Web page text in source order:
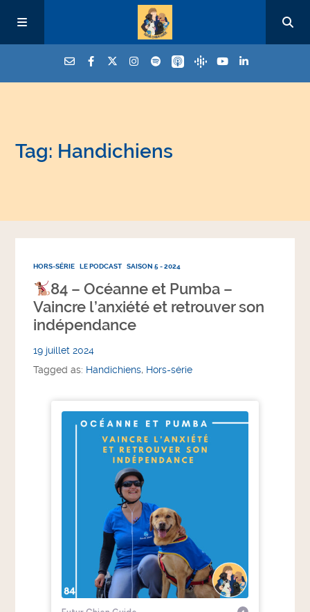
Tag: Handichiens
HORS-SÉRIE LE PODCAST SAISON 5 - 2024
84 – Océanne et Pumba –
Vaincre l’anxiété et retrouver son
indépendance
19 juillet 2024
Tagged as: Handichiens, Hors-série